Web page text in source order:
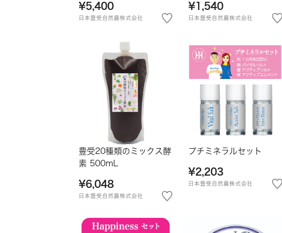
¥5,400
日本豊受自然農株式会社
¥1,540
日本豊受自然農株式会社
豊受20種類のミックス酵
素 500mL
¥6,048
日本豊受自然農株式会社
プチミネラルセット
¥2,203
日本豊受自然農株式会社